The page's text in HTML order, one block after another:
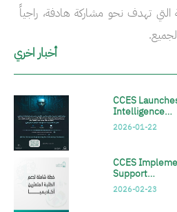
التي تهدف نحو مشاركة هادفة، راجياً
أخبار اخري
CCES
Intelligence…
2026-01-22
CCES
Support…
2026-02-23